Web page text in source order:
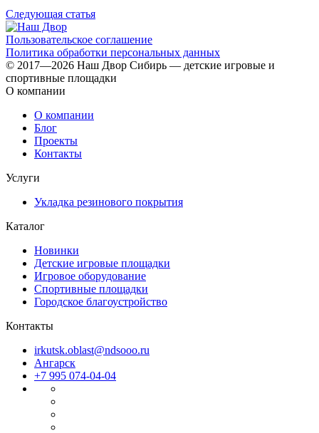
Следующая статья
Пользовательское соглашение
Политика обработки персональных данных
© 2017—2026 Наш Двор Сибирь — детские игровые и
спортивные площадки
О компании
О компании
Блог
Проекты
Контакты
Услуги
Укладка резинового покрытия
Каталог
Новинки
Детские игровые площадки
Игровое оборудование
Спортивные площадки
Городское благоустройство
Контакты
irkutsk.oblast@ndsooo.ru
Ангарск
+7 995 074-04-04